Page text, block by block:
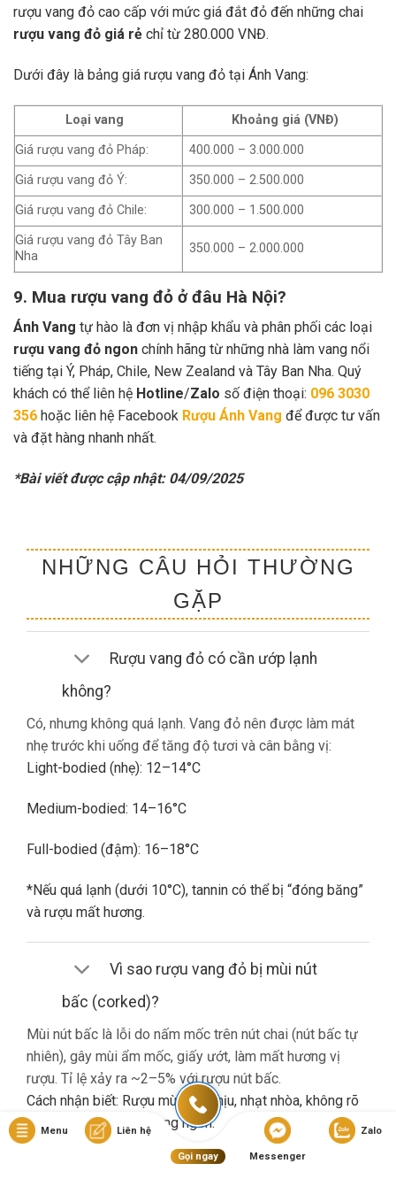
rượu vang đỏ cao cấp với mức giá đắt đỏ đến những chai
rượu vang đỏ giá rẻ chỉ từ 280.000 VNĐ.
Dưới đây là bảng giá rượu vang đỏ tại Ánh Vang:
Loại vang
Khoảng giá (VNĐ)
Giá rượu vang đỏ Pháp:
400.000 – 3.000.000
Giá rượu vang đỏ Ý:
350.000 – 2.500.000
Giá rượu vang đỏ Chile:
300.000 – 1.500.000
Giá rượu vang đỏ Tây Ban
Nha
350.000 – 2.000.000
9. Mua rượu vang đỏ ở đâu Hà Nội?
Ánh Vang tự hào là đơn vị nhập khẩu và phân phối các loại
rượu vang đỏ ngon chính hãng từ những nhà làm vang nổi
tiếng tại Ý, Pháp, Chile, New Zealand và Tây Ban Nha. Quý
khách có thể liên hệ Hotline/Zalo số điện thoại: 096 3030
356 hoặc liên hệ Facebook Rượu Ánh Vang để được tư vấn
và đặt hàng nhanh nhất.
*Bài viết được cập nhật: 04/09/2025
NHỮNG CÂU HỎI THƯỜNG
GẶP
Rượu vang đỏ có cần ướp lạnh
không?
Có, nhưng không quá lạnh. Vang đỏ nên được làm mát
nhẹ trước khi uống để tăng độ tươi và cân bằng vị:
Light-bodied (nhẹ): 12–14°C
Medium-bodied: 14–16°C
Full-bodied (đậm): 16–18°C
*Nếu quá lạnh (dưới 10°C), tannin có thể bị “đóng băng”
và rượu mất hương.
Vì sao rượu vang đỏ bị mùi nút
bấc (corked)?
Mùi nút bấc là lỗi do nấm mốc trên nút chai (nút bấc tự
nhiên), gây mùi ẩm mốc, giấy ướt, làm mất hương vị
rượu. Tỉ lệ xảy ra ~2–5% với rượu nút bấc.
Cách nhận biết: Rượu mùi khó chịu, nhạt nhòa, không rõ
hương trái cây dù là vang ngon.
Nếu gặp lỗi này, bạn nên liên hệ cửa hàng đổi trả (nếu có
Menu Liên hệ
Gọi ngay Messenger
Zalo